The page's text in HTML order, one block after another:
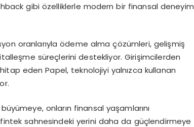
gibi özelliklerle modern bir finansal deneyim
oranlarıyla ödeme alma çözümleri, gelişmiş
süreçlerini destekliyor. Girişimcilerden
eden Papel, teknolojiyi yalnızca kullanan
onların finansal yaşamlarını
sahnesindeki yerini daha da güçlendirmeye